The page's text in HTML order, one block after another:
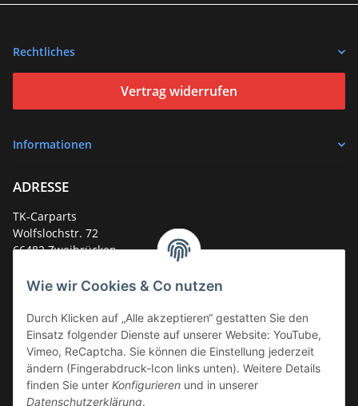
Wie wir Cookies & Co nutzen
Durch Klicken auf „Alle akzeptieren“ gestatten Sie den
Einsatz folgender Dienste auf unserer Website: YouTube,
Vimeo, ReCaptcha. Sie können die Einstellung jederzeit
ändern (Fingerabdruck-Icon links unten). Weitere Details
finden Sie unter Konfigurieren und in unserer
Datenschutzerklärung.
Rechtliches
Vertrag widerrufen
Informationen
ADRESSE
TK-Carparts
Wolfslochstr. 72
66482 Zweibrücken
Service-Hotline +49 (0)6332 - 48 58 48
E-Mail:mail@tk-carparts.de
Montag-Donnerstag von 13 bis 16 Uhr